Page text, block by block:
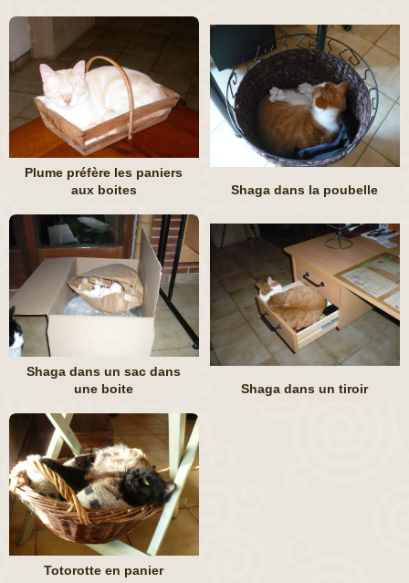
Plume préfère les paniers
aux boites
Shaga dans la poubelle
Shaga dans un sac dans
une boite
Shaga dans un tiroir
Totorotte en panier